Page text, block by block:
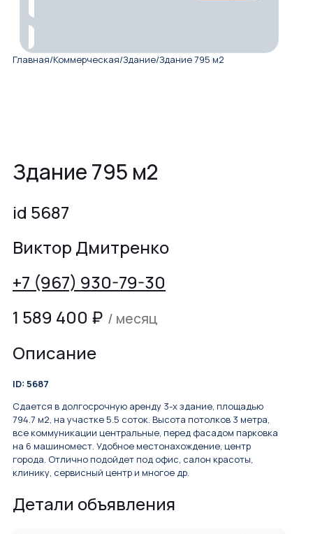
Главная/Коммерческая/Здание/Здание 795 м2
Здание 795 м2
id 5687
Виктор Дмитренко
+7 (967) 930-79-30
1 589 400 ₽ / месяц
Описание
ID: 5687
Сдается в долгосрочную аренду 3-х здание, площадью
794.7 м2, на участке 5.5 соток. Высота потолков 3 метра,
все коммуникации центральные, перед фасадом парковка
на 6 машиномест. Удобное местонахождение, центр
города. Отлично подойдет под офис, салон красоты,
клинику, сервисный центр и многое др.
Детали объявления